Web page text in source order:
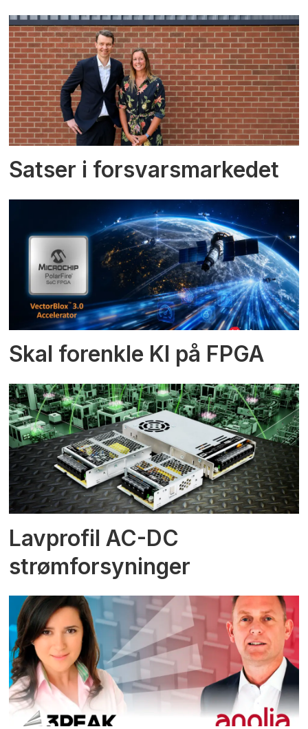
Satser i forsvarsmarkedet
Skal forenkle KI på FPGA
Lavprofil AC-DC
strømforsyninger